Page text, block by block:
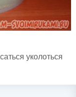
уколоться